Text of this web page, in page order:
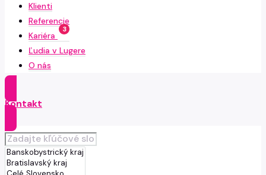
Klienti
Referencie
Kariéra
3
Ľudia v Lugere
O nás
Kontakt